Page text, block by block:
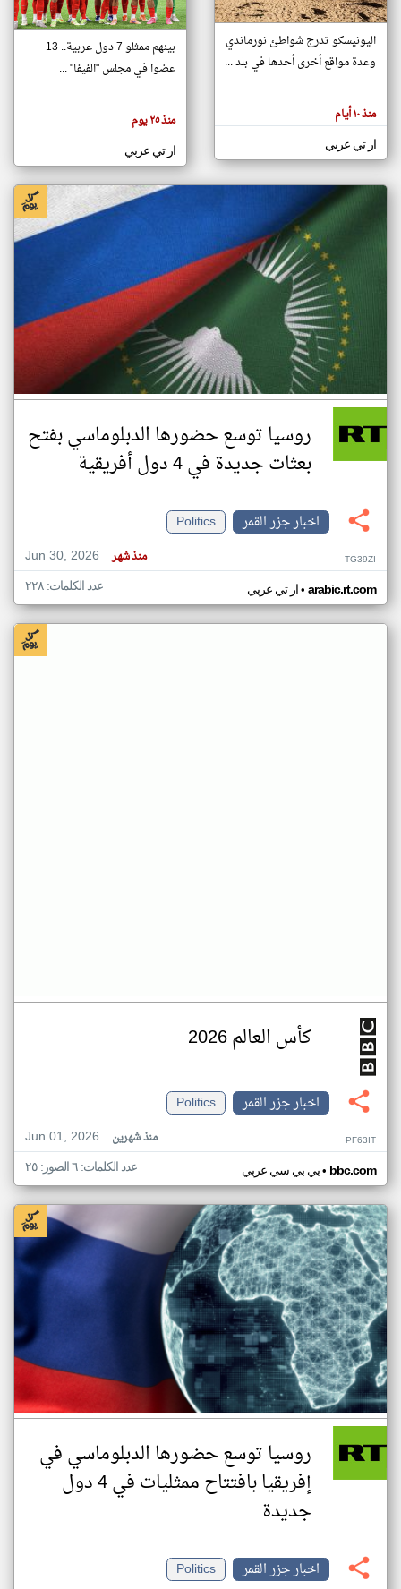
تغيير الدولة
اخبار جزر القمر على مدار الساعة
أهم اخبار جزر القمر العاجلة والمباشرة
هنا عن
وجهة
كاتبيها.
اليونيسكو تدرج شواطئ نورماندي
وعدة مواقع أخرى أحدها في بلد ...
منذ ١٠ أيام
ار تي عربي
بينهم ممثلو 7 دول عربية.. 13
عضوا في مجلس "الفيفا" ...
منذ ٢٥ يوم
ار تي عربي
روسيا توسع حضورها الدبلوماسي بفتح
بعثات جديدة في 4 دول أفريقية
اخبار جزر القمر
Politics
Jun 30, 2026
منذ شهر TG39ZI
ار تي عربي• arabic.rt.com عدد الكلمات: ٢٢٨
كأس العالم 2026
اخبار جزر القمر
Politics
Jun 01, 2026
منذ شهرين PF63IT
بي بي سي عربي• bbc.com عدد الكلمات: ٦ الصور: ٢٥
روسيا توسع حضورها الدبلوماسي في
إفريقيا بافتتاح ممثليات في 4 دول
جديدة
اخبار جزر القمر
Politics
klyoum.com